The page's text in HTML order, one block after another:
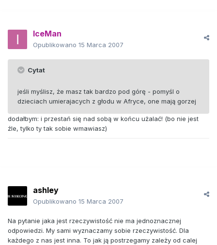
IceMan
Opublikowano 15 Marca 2007
Cytat
jeśli myślisz, że masz tak bardzo pod górę - pomyśl o
dzieciach umierajacych z głodu w Afryce, one mają gorzej
dodałbym: i przestań się nad sobą w końcu użalać! (bo nie jest
źle, tylko ty tak sobie wmawiasz)
ashley
Opublikowano 15 Marca 2007
Na pytanie jaka jest rzeczywistość nie ma jednoznacznej
odpowiedzi. My sami wyznaczamy sobie rzeczywistość. Dla
każdego z nas jest inna. To jak ją postrzegamy zależy od calej